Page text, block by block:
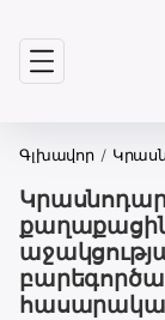
Գլխավոր